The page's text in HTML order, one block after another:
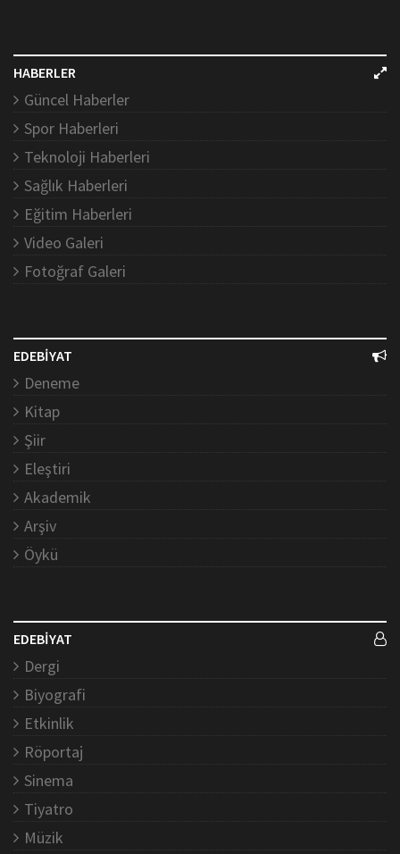
HABERLER
Güncel Haberler
Spor Haberleri
Teknoloji Haberleri
Sağlık Haberleri
Eğitim Haberleri
Video Galeri
Fotoğraf Galeri
EDEBİYAT
Deneme
Kitap
Şiir
Eleştiri
Akademik
Arşiv
Öykü
EDEBİYAT
Dergi
Biyografi
Etkinlik
Röportaj
Sinema
Tiyatro
Müzik